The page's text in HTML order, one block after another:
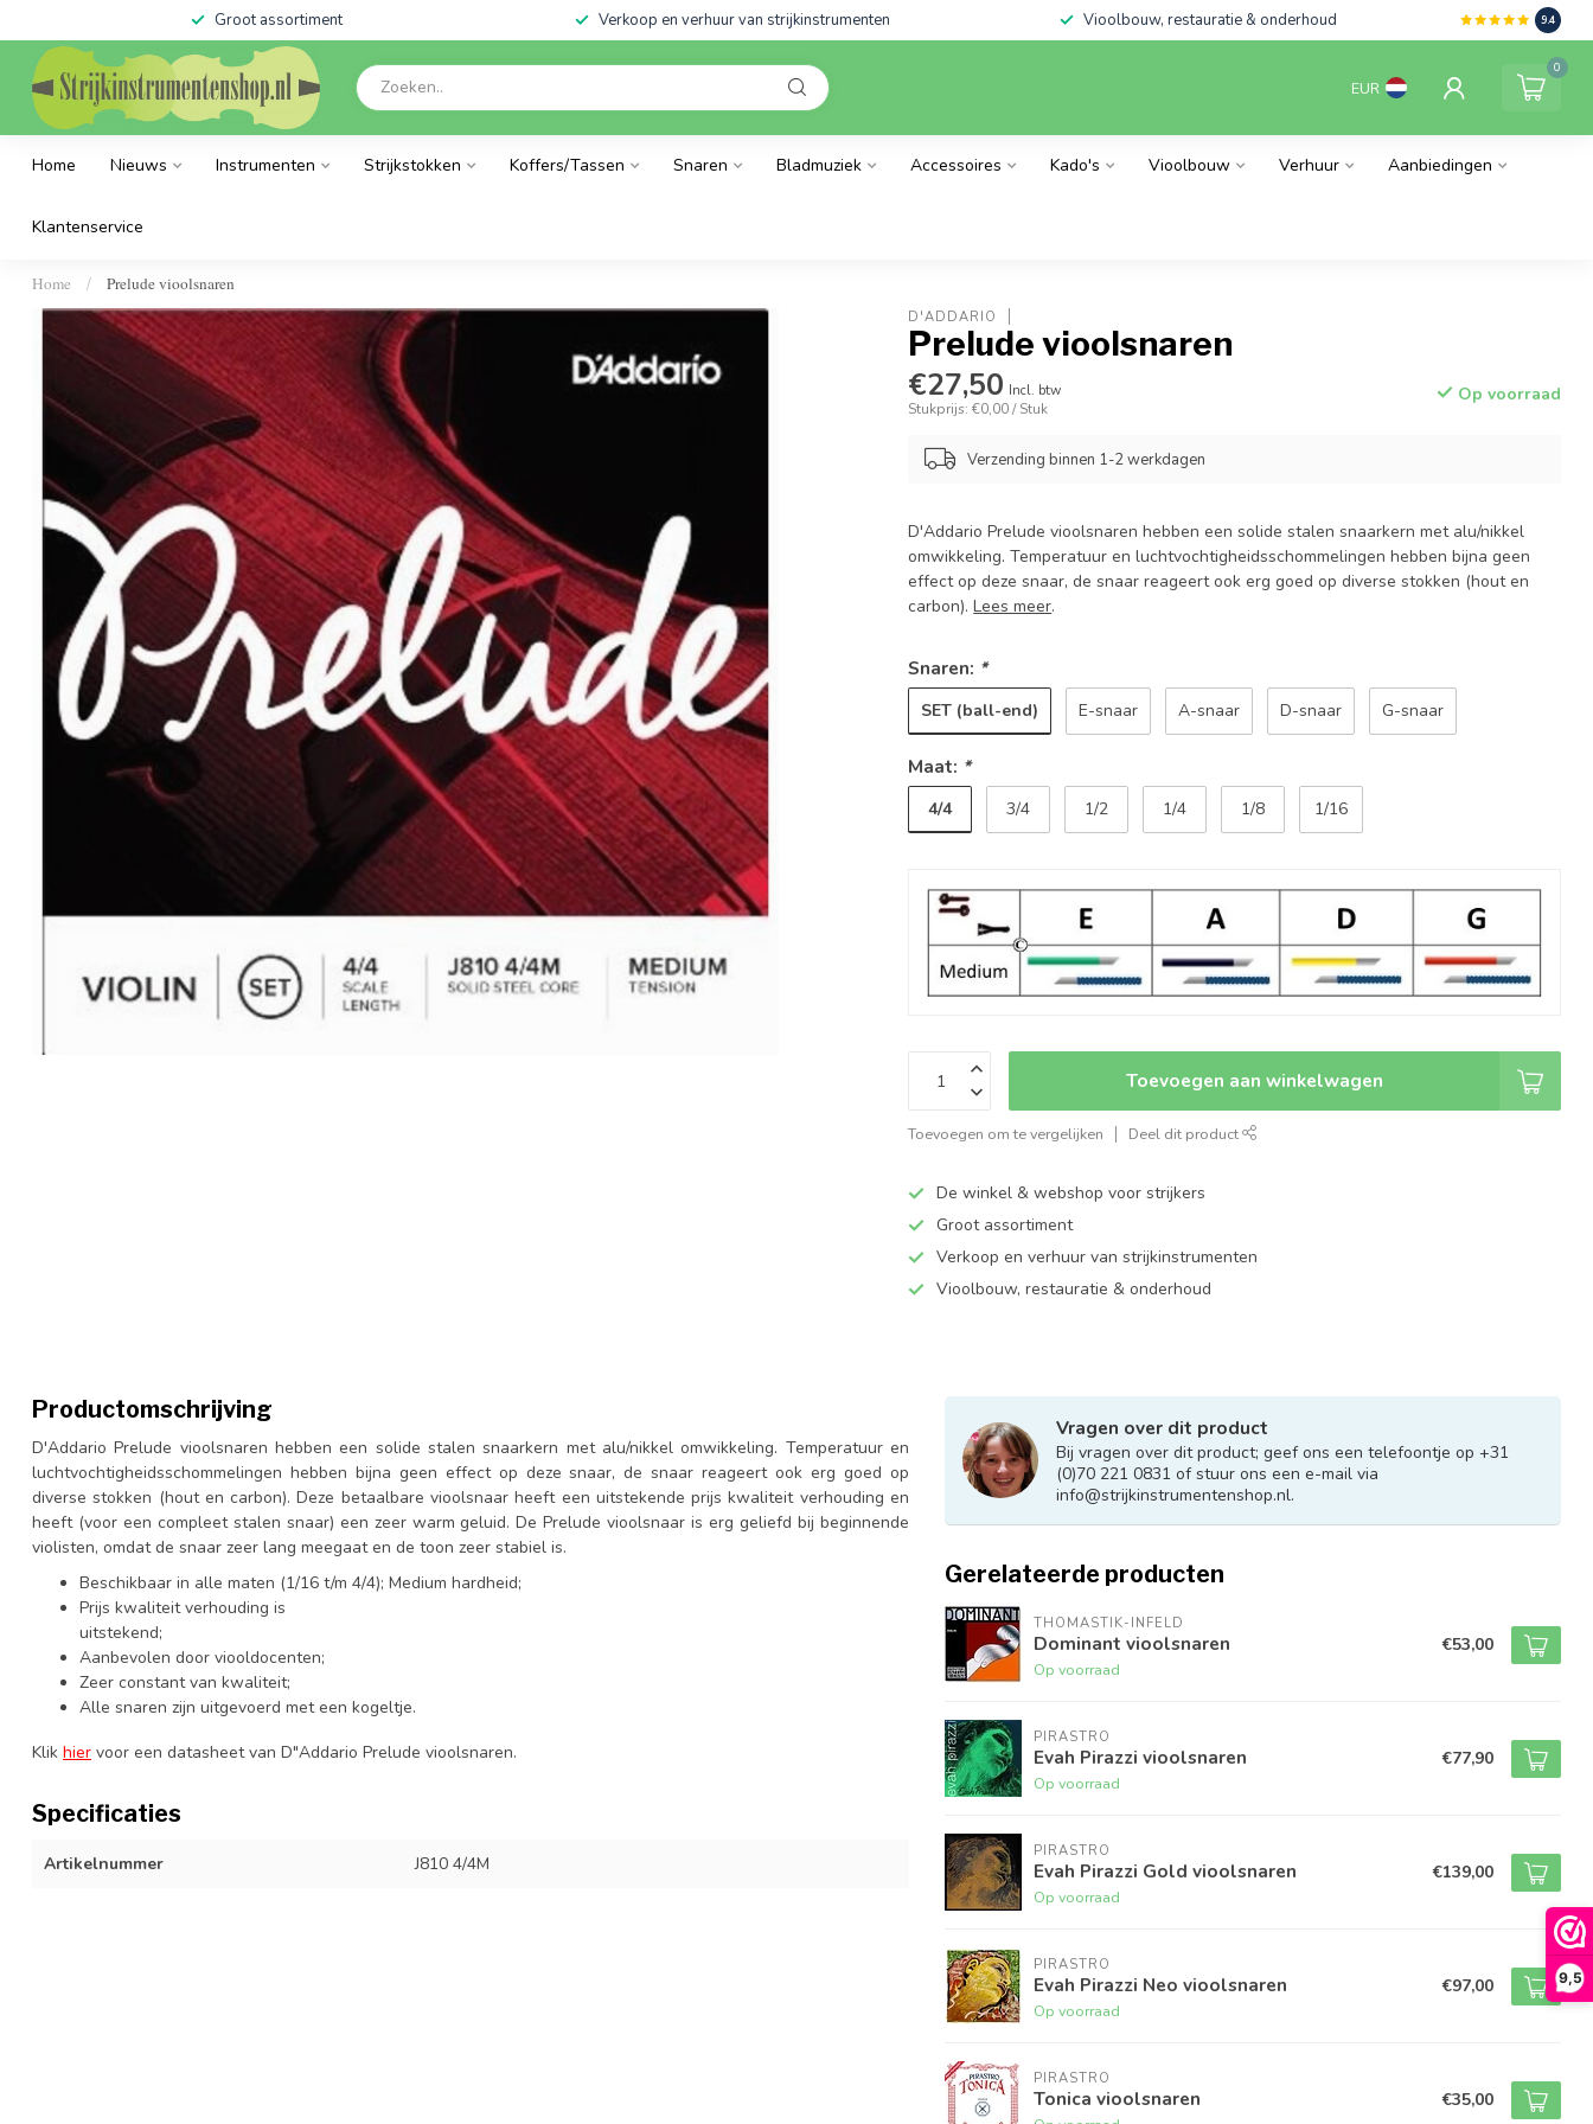
9,5
Groot assortiment Verkoop en verhuur van strijkinstrumenten Vioolbouw, restauratie & onderhoud 9.4
EUR
0
Home Nieuws Instrumenten Strijkstokken Koffers/Tassen Snaren Bladmuziek Accessoires Kado's Vioolbouw Verhuur Aanbiedingen
Klantenservice
Home / Prelude vioolsnaren
D'ADDARIO
Prelude vioolsnaren
€27,50 Incl. btw
Stukprijs: €0,00 / Stuk
Op voorraad
Verzending binnen 1-2 werkdagen
D'Addario Prelude vioolsnaren hebben een solide stalen snaarkern met alu/nikkel
omwikkeling. Temperatuur en luchtvochtigheidsschommelingen hebben bijna geen
effect op deze snaar, de snaar reageert ook erg goed op diverse stokken (hout en
carbon).Lees meer.
Snaren: *
SET (ball-end) E-snaar A-snaar D-snaar G-snaar
Maat: *
4/4 3/4 1/2 1/4 1/8 1/16
Toevoegen aan winkelwagen
Toevoegen om te vergelijken Deel dit product
De winkel & webshop voor strijkers
Groot assortiment
Verkoop en verhuur van strijkinstrumenten
Vioolbouw, restauratie & onderhoud
Productomschrijving
D'Addario Prelude vioolsnaren hebben een solide stalen snaarkern met alu/nikkel omwikkeling. Temperatuur en
luchtvochtigheidsschommelingen hebben bijna geen effect op deze snaar, de snaar reageert ook erg goed op
diverse stokken (hout en carbon). Deze betaalbare vioolsnaar heeft een uitstekende prijs kwaliteit verhouding en
heeft (voor een compleet stalen snaar) een zeer warm geluid. De Prelude vioolsnaar is erg geliefd bij beginnende
violisten, omdat de snaar zeer lang meegaat en de toon zeer stabiel is.
Beschikbaar in alle maten (1/16 t/m 4/4); Medium hardheid;
Prijs kwaliteit verhouding is
uitstekend;
Aanbevolen door viooldocenten;
Zeer constant van kwaliteit;
Alle snaren zijn uitgevoerd met een kogeltje.
Klik hier voor een datasheet van D"Addario Prelude vioolsnaren.
Specificaties
Artikelnummer J810 4/4M
Vragen over dit product
Bij vragen over dit product; geef ons een telefoontje op +31
(0)70 221 0831 of stuur ons een e-mail via
info@strijkinstrumentenshop.nl.
Gerelateerde producten
THOMASTIK-INFELD
Dominant vioolsnaren
Op voorraad
€53,00
PIRASTRO
Evah Pirazzi vioolsnaren
Op voorraad
€77,90
PIRASTRO
Evah Pirazzi Gold vioolsnaren
Op voorraad
€139,00
PIRASTRO
Evah Pirazzi Neo vioolsnaren
Op voorraad
€97,00
PIRASTRO
Tonica vioolsnaren €35,00